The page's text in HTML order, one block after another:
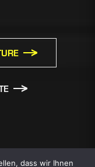
dass wir Ihnen